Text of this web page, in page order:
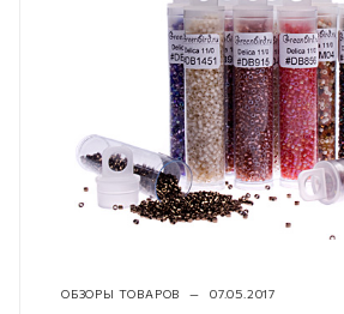
ОБЗОРЫ ТОВАРОВ — 07.05.2017